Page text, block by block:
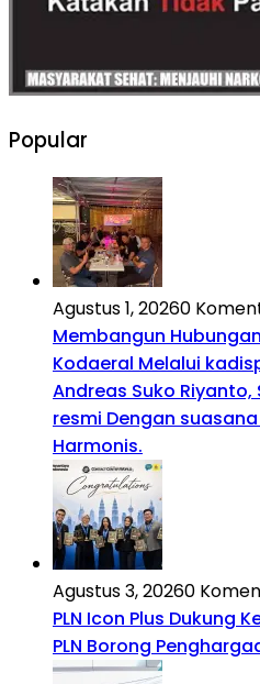
Popular
Agustus 1, 20260
Membangun
Kodaeral Melalui
Andreas Suko
resmi Dengan
Harmonis.
Agustus 3, 20260
PLN Icon Plus Dukung
PLN Borong